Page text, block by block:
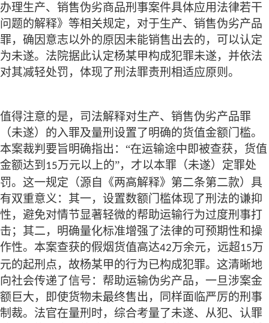
办理生产、销售伪劣商品刑事案件具体应用法律若干
问题的解释》等相关规定，对于生产、销售伪劣产品
罪，确因意志以外的原因未能销售出去的，可以认定
为未遂。法院据此认定杨某甲构成犯罪未遂，并依法
对其减轻处罚，体现了刑法罪责刑相适应原则。
值得注意的是，司法解释对生产、销售伪劣产品罪
（未遂）的入罪及量刑设置了明确的货值金额门槛。
本案裁判要旨明确指出： “在运输途中即被查获，货值
金额达到 15万元以上的”，才以本罪（未遂）定罪处
罚。这一规定（源自《两高解释》第二条第二款）具
有双重意义：其一，设置数额门槛体现了刑法的谦抑
性，避免对情节显著轻微的帮助运输行为过度刑事打
击；其二，明确量化标准增强了法律的可预期性和操
作性。本案查获的假烟货值高达42万余元，远超15万
元的起刑点，故杨某甲的行为已构成犯罪。这清晰地
向社会传递了信号：帮助运输伪劣产品，一旦涉案金
额巨大，即使货物未最终售出，同样面临严厉的刑事
制裁。法官在量刑时，综合考量了未遂、从犯、认罪